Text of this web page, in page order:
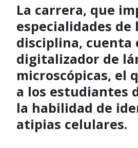
La carrera, que
especialidades de
disciplina, cuenta
digitalizador de
microscópicas, el
a los estudiantes
la habilidad de
atipias celulares.